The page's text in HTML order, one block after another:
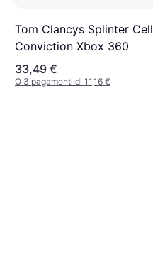
Tom Clancys Splinter Cell
Conviction Xbox 360
33,49 €
O 3 pagamenti di 11,16 €